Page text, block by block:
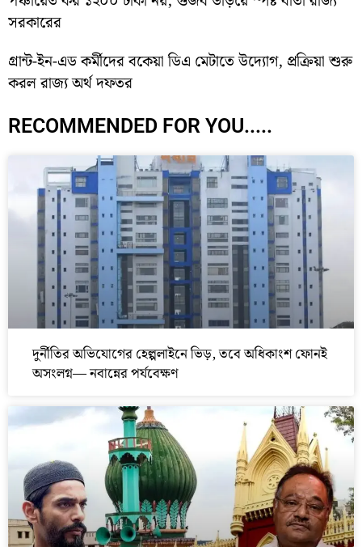
সরকারের
গ্রান্ট-ইন-এড কর্মীদের বকেয়া ডিএ মেটাতে উদ্যোগ, প্রক্রিয়া শুরু
করল রাজ্য অর্থ দফতর
RECOMMENDED FOR YOU.....
দুর্নীতির অভিযোগের হেল্পলাইনে ভিড়, তবে অধিকাংশ ফোনই
অসংলগ্ন— নবান্নের পর্যবেক্ষণ